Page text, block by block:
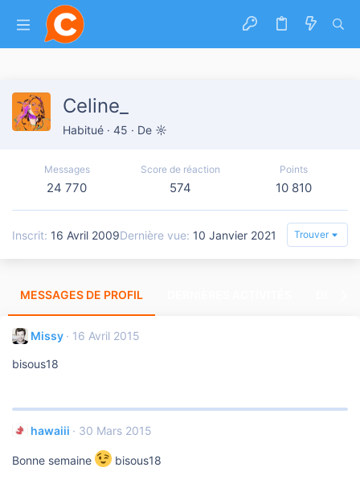
Celine_
Habitué · 45 · De ☼
Messages
24 770
Score de réaction
574
Points
10 810
Inscrit 16 Avril 2009Dernière vue 10 Janvier 2021 Trouver
MESSAGES DE PROFIL
Missy 16 Avril 2015
bisous18
hawaiii 30 Mars 2015
Bonne semaine bisous18